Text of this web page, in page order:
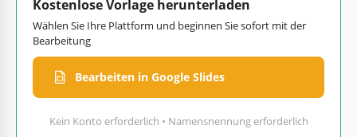
Kostenlose Vorlage herunterladen
Wählen Sie Ihre Plattform und beginnen Sie sofort mit der
Bearbeitung
Bearbeiten in Google Slides
Kein Konto erforderlich • Namensnennung erforderlich